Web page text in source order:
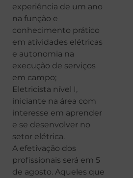
experiência de um ano
na função e
conhecimento prático
em atividades elétricas
e autonomia na
execução de serviços
em campo;
Eletricista nível I,
iniciante na área com
interesse em aprender
e se desenvolver no
setor elétrica.
A efetivação dos
profissionais será em 5
de agosto. Aqueles que